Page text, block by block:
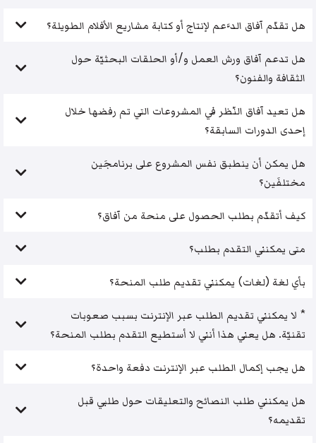
هل تقدّم آفاق الدَّعم لإنتاج أو كتابة مشاريع الأفلام الطويلة؟
هل تدعم آفاق ورش العمل و/أو الحلقات البحثيّة حول
الثقافة والفنون؟
هل تعيد آفاق النّظر في المشروعات التي تم رفضها خلال
إحدى الدورات السابقة؟
هل يمكن أن ينطبق نفس المشروع على برنامجَين
مختلفَين؟
كيف أتقدّم بطلب الحصول على منحة من آفاق؟
متى يمكنني التقدم بطلب؟
بأي لغة (لغات) يمكنني تقديم طلب المنحة؟
* لا يمكنني تقديم الطلب عبر الإنترنت بسبب صعوبات
تقنيّة. هل يعني هذا أنني لا أستطيع التقدم بطلب المنحة؟
هل يجب إكمال الطلب عبر الإنترنت دفعة واحدة؟
هل يمكنني طلب النصائح والتعليقات حول طلبي قبل
تقديمه؟